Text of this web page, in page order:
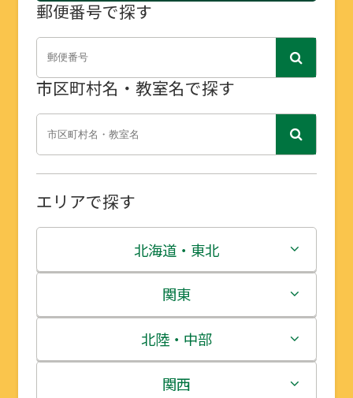
郵便番号で探す
市区町村名・教室名で探す
エリアで探す
北海道・東北
北海道
青森県
岩手県
関東
茨城県
栃木県
北陸・中部
新潟県
関西